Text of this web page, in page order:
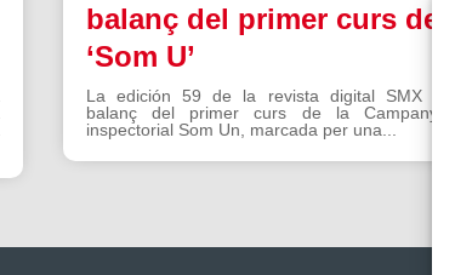
balanç del primer curs de
‘Som U’
La edición 59 de la revista digital SMX fa
balanç del primer curs de la Campanya
inspectorial Som Un, marcada per una...